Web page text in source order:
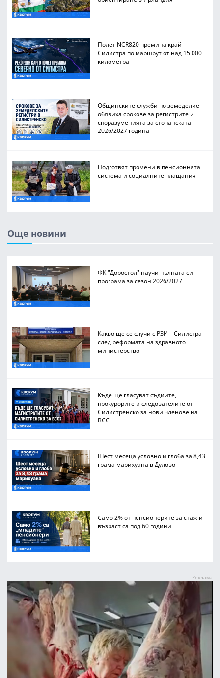
Полет NCR820 премина край
Силистра по маршрут от над 15 000
километра
Общинските служби по земеделие
обявиха срокове за регистрите и
споразуменията за стопанската
2026/2027 година
Подготвят промени в пенсионната
система и социалните плащания
Още новини
ФК "Доростол" научи пълната си
програма за сезон 2026/2027
Какво ще се случи с РЗИ – Силистра
след реформата на здравното
министерство
Къде ще гласуват съдиите,
прокурорите и следователите от
Силистренско за нови членове на
ВСС
Шест месеца условно и глоба за 8,43
грама марихуана в Дулово
Само 2% от пенсионерите за стаж и
възраст са под 60 години